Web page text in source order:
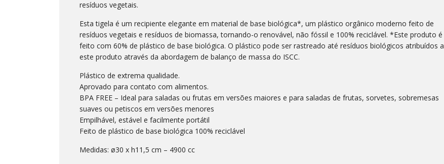
resíduos vegetais.
Esta tigela é um recipiente elegante em material de base biológica*, um plástico orgânico moderno feito de
resíduos vegetais e resíduos de biomassa, tornando-o renovável, não fóssil e 100% reciclável. *Este produto é
feito com 60% de plástico de base biológica. O plástico pode ser rastreado até resíduos biológicos atribuídos a
este produto através da abordagem de balanço de massa do ISCC.
Plástico de extrema qualidade.
Aprovado para contato com alimentos.
BPA FREE – Ideal para saladas ou frutas em versões maiores e para saladas de frutas, sorvetes, sobremesas
suaves ou petiscos em versões menores
Empilhável, estável e facilmente portátil
Feito de plástico de base biológica 100% reciclável
Medidas: ø30 x h11,5 cm – 4900 cc